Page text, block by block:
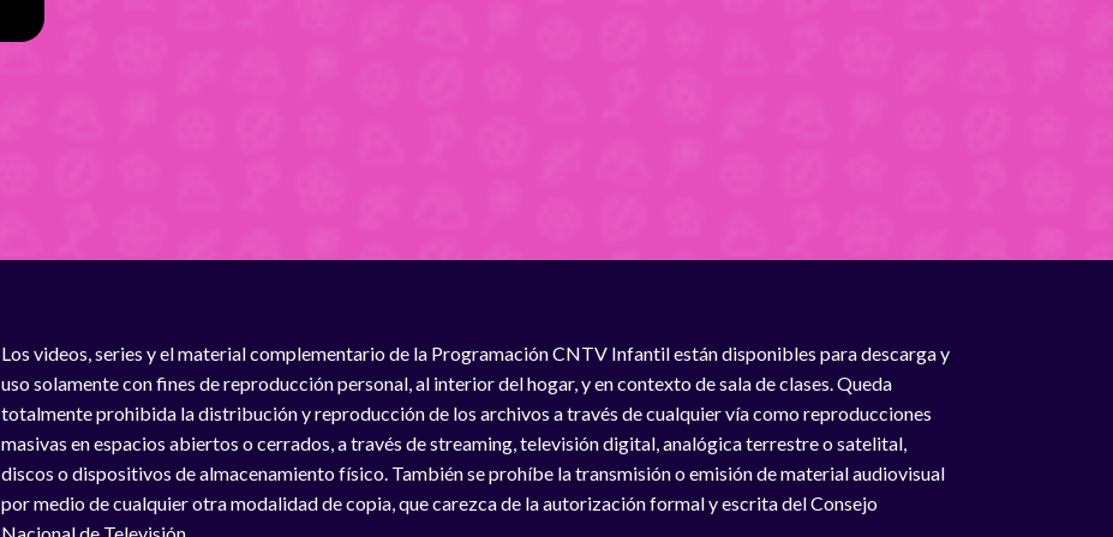
Los videos, series y el material complementario de la Programación CNTV Infantil están disponibles para descarga y
uso solamente con fines de reproducción personal, al interior del hogar, y en contexto de sala de clases. Queda
totalmente prohibida la distribución y reproducción de los archivos a través de cualquier vía como reproducciones
masivas en espacios abiertos o cerrados, a través de streaming, televisión digital, analógica terrestre o satelital,
discos o dispositivos de almacenamiento físico. También se prohíbe la transmisión o emisión de material audiovisual
por medio de cualquier otra modalidad de copia, que carezca de la autorización formal y escrita del Consejo